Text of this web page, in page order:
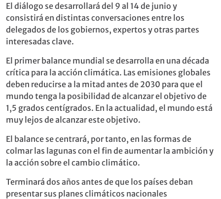
El diálogo se desarrollará del 9 al 14 de junio y
consistirá en distintas conversaciones entre los
delegados de los gobiernos, expertos y otras partes
interesadas clave.
El primer balance mundial se desarrolla en una década
crítica para la acción climática. Las emisiones globales
deben reducirse a la mitad antes de 2030 para que el
mundo tenga la posibilidad de alcanzar el objetivo de
1,5 grados centígrados. En la actualidad, el mundo está
muy lejos de alcanzar este objetivo.
El balance se centrará, por tanto, en las formas de
colmar las lagunas con el fin de aumentar la ambición y
la acción sobre el cambio climático.
Terminará dos años antes de que los países deban
presentar sus planes climáticos nacionales